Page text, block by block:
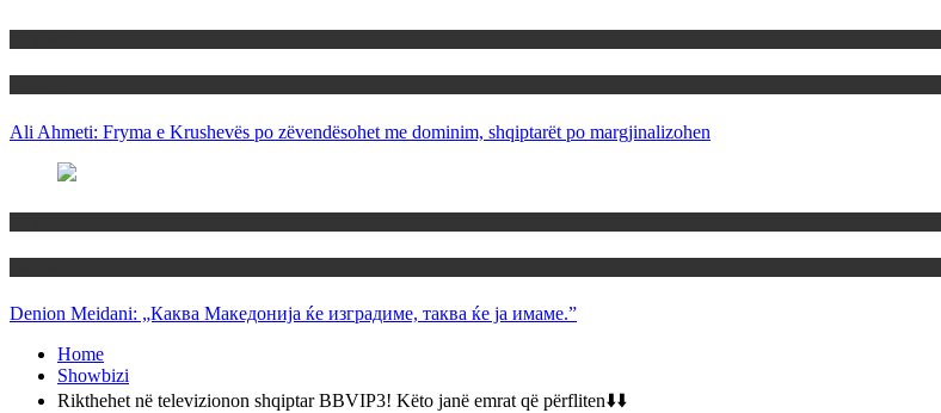
Ali Ahmeti: Fryma e Krushevës po zëvendësohet me dominim, shqiptarët po margjinalizohen
Denion Meidani: „Каква Македонија ќе изградиме, таква ќе ја имаме.”
Home
Showbizi
Rikthehet në televizionon shqiptar BBVIP3! Këto janë emrat që përfliten⬇️⬇️